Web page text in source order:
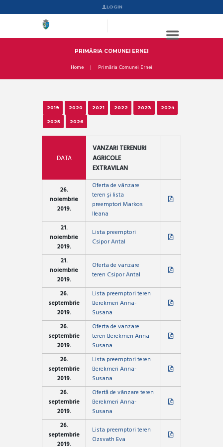
LOGIN
PRIMĂRIA COMUNEI ERNEI
Home Primăria Comunei Ernei
2019 2020 2021 2022 2023 2024
2025 2026
DATA
VANZARI TERENURI
AGRICOLE
EXTRAVILAN
26.
noiembrie
2019.
Oferta de vânzare
teren și lista
preemptori Markos
Ileana
21.
noiembrie
2019.
Lista preemptori
Csipor Antal
21.
noiembrie
2019.
Oferta de vanzare
teren Csipor Antal
26.
septembrie
2019.
Lista preemptori teren
Berekmeri Anna-
Susana
26.
septembrie
2019.
Oferta de vanzare
teren Berekmeri Anna-
Susana
26.
septembrie
2019.
Lista preemptori teren
Berekmeri Anna-
Susana
26.
septembrie
2019.
Ofertă de vânzare teren
Berekmeri Anna-
Susana
26.
septembrie
2019.
Lista preemptori teren
Ozsvath Eva